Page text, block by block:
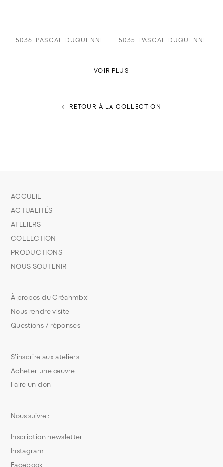
5036 PASCAL DUQUENNE 5035 PASCAL DUQUENNE
VOIR PLUS
← RETOUR À LA COLLECTION
S’inscrire aux ateliers
Acheter une œuvre
Faire un don
À propos du Créahmbxl
Nous rendre visite
Questions / réponses
ACCUEIL
ACTUALITÉS
ATELIERS
COLLECTION
PRODUCTIONS
NOUS SOUTENIR
Nous suivre :
Inscription newsletter
Instagram
Facebook